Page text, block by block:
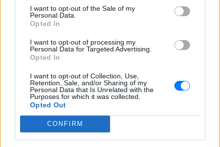
I want to opt-out of the Sale of my
Personal Data.
Opted In
I want to opt-out of processing my
Personal Data for Targeted Advertising.
Opted In
I want to opt-out of Collection, Use,
Retention, Sale, and/or Sharing of my
Personal Data that Is Unrelated with the
Purposes for which it was collected.
Opted Out
CONFIRM
βράδυ στο νοσοκομείο με ορούς
και αντιβιώσεις»
Η επιχειρηματίας έπαθε τροφική
δηλητηρίαση και μοιράστηκε με τους
Ατύχημα για τον Ιβάν Σβιτάιλο
στην Κέρκυρα: «Θα σηκωθώ πιο
δυνατός»
ΧΤΕΣ
στο Instagram μια φωτογραφία από
πρόσφατη εξέτασή του, με ένα μήνυμα